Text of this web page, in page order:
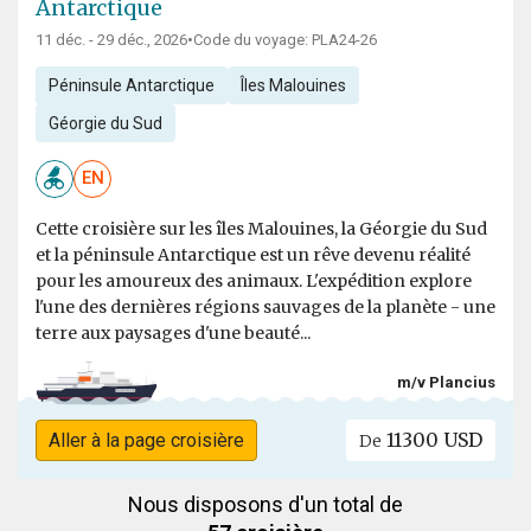
Antarctique
11 déc. - 29 déc., 2026•Code du voyage: PLA24-26
Péninsule Antarctique Îles Malouines
Géorgie du Sud
EN
Cette croisière sur les îles Malouines, la Géorgie du Sud
et la péninsule Antarctique est un rêve devenu réalité
pour les amoureux des animaux. L'expédition explore
l'une des dernières régions sauvages de la planète - une
terre aux paysages d'une beauté...
m/v Plancius
Aller à la page croisière De 11300 USD
Nous disposons d'un total de